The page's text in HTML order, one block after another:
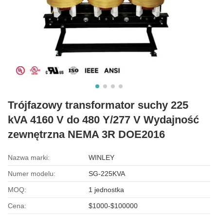
Trójfazowy transformator suchy 225
kVA 4160 V do 480 Y/277 V Wydajność
zewnętrzna NEMA 3R DOE2016
Nazwa marki: WINLEY
Numer modelu: SG-225KVA
MOQ: 1 jednostka
Cena: $1000-$100000